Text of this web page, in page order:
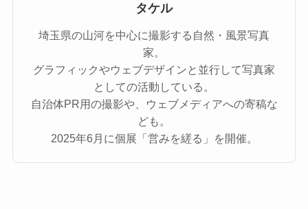
タケル
埼玉県の山河を中心に撮影する自然・風景写真
家。
グラフィックやウェブデザインと並行して写真家
としての活動している。
自治体PR用の撮影や、ウェブメディアへの寄稿な
ども。
2025年6月に個展「営みを縒る」を開催。